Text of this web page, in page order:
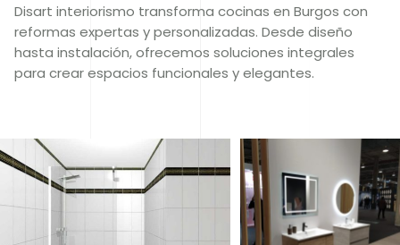
Disart interiorismo transforma cocinas en Burgos con
reformas expertas y personalizadas. Desde diseño
hasta instalación, ofrecemos soluciones integrales
para crear espacios funcionales y elegantes.